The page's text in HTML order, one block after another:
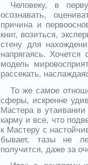
Человеку, в
осознавать,
причина и
книг, возиться,
стену для
напрягаясь. Хочется
модель
рассекать,
То же самое
сферы, искренне
Мастера в
карму и все, что
к Мастеру с
бывает, тазы не
получится, даже за